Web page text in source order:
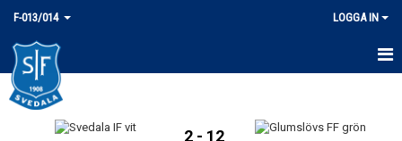
F-013/014 LOGGA IN
HEM
NYHETER 2 - 12